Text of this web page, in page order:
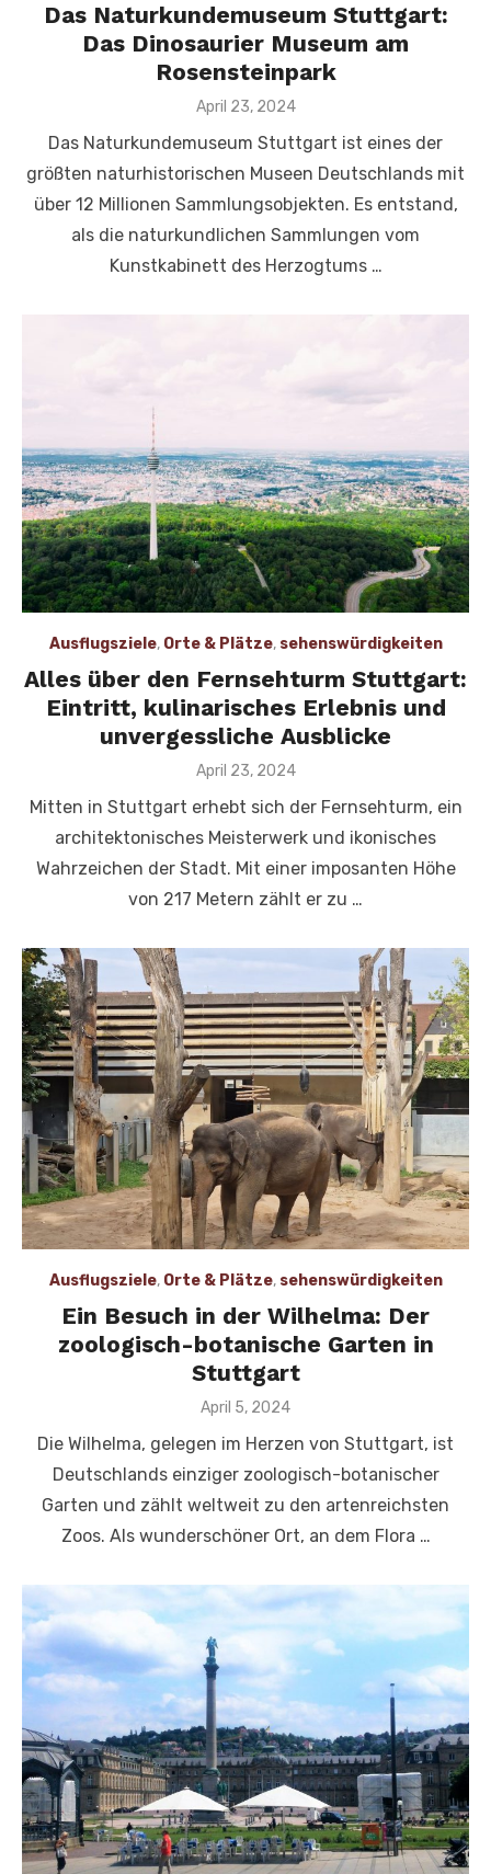
Das Naturkundemuseum Stuttgart:
Das Dinosaurier Museum am
Rosensteinpark
Veröffentlicht
April 23, 2024
Das Naturkundemuseum Stuttgart ist eines der
größten naturhistorischen Museen Deutschlands mit
über 12 Millionen Sammlungsobjekten. Es entstand,
als die naturkundlichen Sammlungen vom
Kunstkabinett des Herzogtums …
Ausflugsziele, Orte & Plätze, sehenswürdigkeiten
Alles über den Fernsehturm Stuttgart:
Eintritt, kulinarisches Erlebnis und
unvergessliche Ausblicke
Veröffentlicht
April 23, 2024
Mitten in Stuttgart erhebt sich der Fernsehturm, ein
architektonisches Meisterwerk und ikonisches
Wahrzeichen der Stadt. Mit einer imposanten Höhe
von 217 Metern zählt er zu …
Ausflugsziele, Orte & Plätze, sehenswürdigkeiten
Ein Besuch in der Wilhelma: Der
zoologisch-botanische Garten in
Stuttgart
Veröffentlicht
April 5, 2024
Die Wilhelma, gelegen im Herzen von Stuttgart, ist
Deutschlands einziger zoologisch-botanischer
Garten und zählt weltweit zu den artenreichsten
Zoos. Als wunderschöner Ort, an dem Flora …